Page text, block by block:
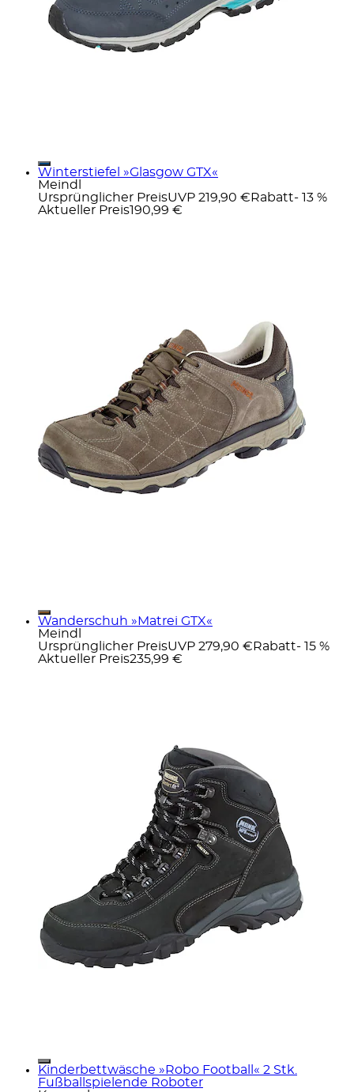
Winterstiefel »Glasgow GTX«
Meindl
Ursprünglicher PreisUVP 219,90 € Rabatt- 13 %
Aktueller Preis190,99 €
Wanderschuh »Matrei GTX«
Meindl
Ursprünglicher PreisUVP 279,90 € Rabatt- 15 %
Aktueller Preis235,99 €
Kinderbettwäsche »Robo Football« 2 Stk.
Fußballspielende Roboter